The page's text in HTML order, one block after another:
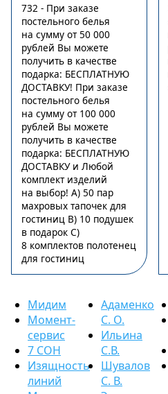
732 - При заказе
постельного белья
на сумму от 50 000
рублей Вы можете
получить в качестве
подарка: БЕСПЛАТНУЮ
ДОСТАВКУ! При заказе
постельного белья
на сумму от 100 000
рублей Вы можете
получить в качестве
подарка: БЕСПЛАТНУЮ
ДОСТАВКУ и Любой
комплект изделий
на выбор! А) 50 пар
махровых тапочек для
гостиниц В) 10 подушек
в подарок С)
8 комплектов полотенец
для гостиниц
Мидим
Момент-
сервис
7 СОН
Изящность
линий
Адаменко
С. О.
Ильина
С.В.
Шувалов
С. В.